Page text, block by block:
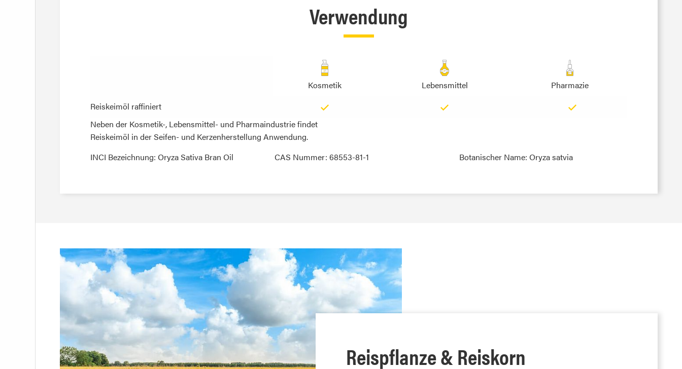
Verwendung
Kosmetik Lebensmittel
Pharmazie
Reiskeimöl raffiniert
Reiskeimöl raffiniert
Neben der Kosmetik-, Lebensmittel- und Pharmaindustrie findet
Reiskeimöl in der Seifen- und Kerzenherstellung Anwendung.
INCI Bezeichnung: Oryza Sativa Bran Oil
CAS Nummer: 68553-81-1 Botanischer Name: Oryza satvia
Reispflanze & Reiskorn